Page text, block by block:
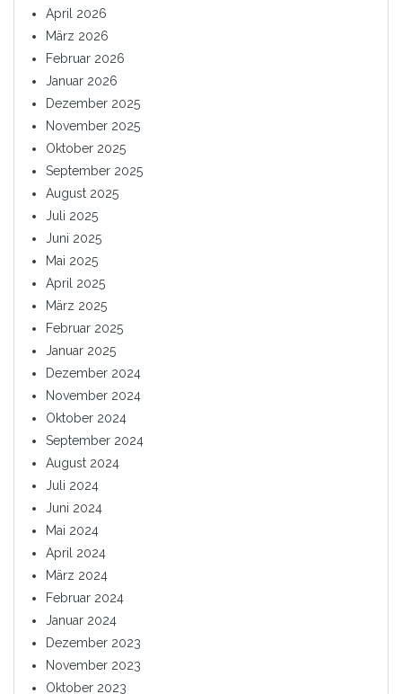
April 2026
März 2026
Februar 2026
Januar 2026
Dezember 2025
November 2025
Oktober 2025
September 2025
August 2025
Juli 2025
Juni 2025
Mai 2025
April 2025
März 2025
Februar 2025
Januar 2025
Dezember 2024
November 2024
Oktober 2024
September 2024
August 2024
Juli 2024
Juni 2024
Mai 2024
April 2024
März 2024
Februar 2024
Januar 2024
Dezember 2023
November 2023
Oktober 2023